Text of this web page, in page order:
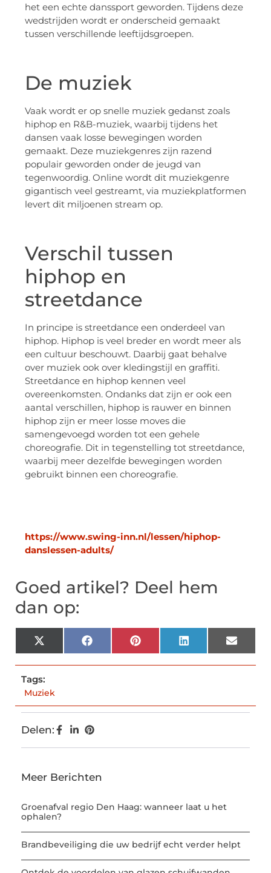
het een echte danssport geworden. Tijdens deze
wedstrijden wordt er onderscheid gemaakt
tussen verschillende leeftijdsgroepen.
De muziek
Vaak wordt er op snelle muziek gedanst zoals
hiphop en R&B-muziek, waarbij tijdens het
dansen vaak losse bewegingen worden
gemaakt. Deze muziekgenres zijn razend
populair geworden onder de jeugd van
tegenwoordig. Online wordt dit muziekgenre
gigantisch veel gestreamt, via muziekplatformen
levert dit miljoenen stream op.
Verschil tussen
hiphop en
streetdance
In principe is streetdance een onderdeel van
hiphop. Hiphop is veel breder en wordt meer als
een cultuur beschouwt. Daarbij gaat behalve
over muziek ook over kledingstijl en graffiti.
Streetdance en hiphop kennen veel
overeenkomsten. Ondanks dat zijn er ook een
aantal verschillen, hiphop is rauwer en binnen
hiphop zijn er meer losse moves die
samengevoegd worden tot een gehele
choreografie. Dit in tegenstelling tot streetdance,
waarbij meer dezelfde bewegingen worden
gebruikt binnen een choreografie.
https://www.swing-inn.nl/lessen/hiphop-
danslessen-adults/
Goed artikel? Deel hem
dan op:
X
(Twitter)
FacebookPinterestLinkedInEmail
Tags:
Muziek
Delen:
Meer Berichten
Groenafval regio Den Haag: wanneer laat u het
ophalen?
Brandbeveiliging die uw bedrijf echt verder helpt